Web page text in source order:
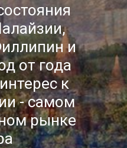
и
от года
к
- самом
рынке